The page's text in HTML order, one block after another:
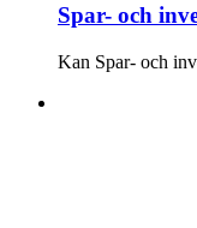
Spar- och
Kan Spar- och